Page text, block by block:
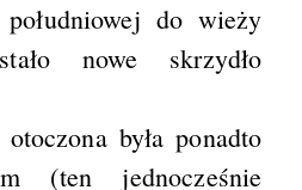
do wieży
nowe skrzydło
była ponadto
(ten jednocześnie